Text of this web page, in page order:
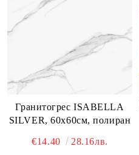
Гранитогрес ISABELLA
SILVER, 60х60см, полиран
€14.40 28.16лв.